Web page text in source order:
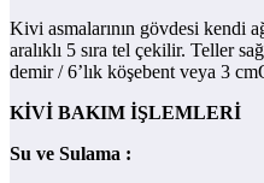
Kivi asmalarının gövdesi kendi
aralıklı 5 sıra tel çekilir. Teller
demir / 6’lık köşebent veya 3
KİVİ BAKIM İŞLEMLERİ
Su ve Sulama :